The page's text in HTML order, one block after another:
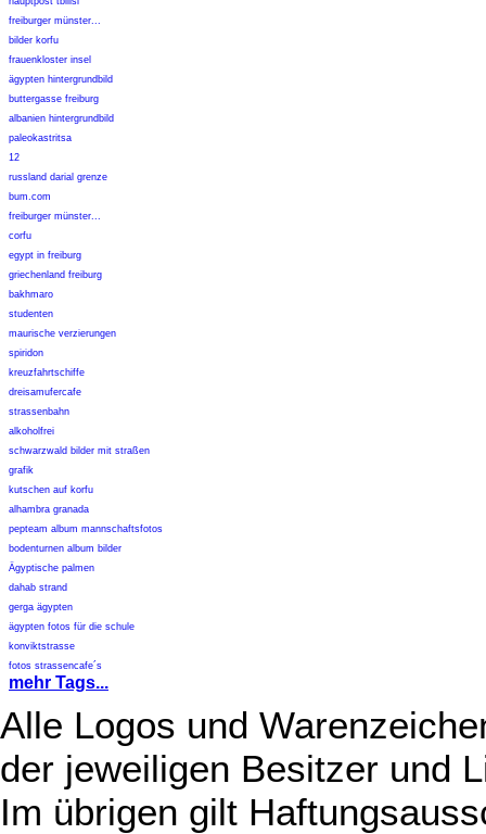
freiburger münster...
bilder korfu
frauenkloster insel
ägypten hintergrundbild
buttergasse freiburg
albanien hintergrundbild
paleokastritsa
12
russland darial grenze
bum.com
freiburger münster...
corfu
egypt in freiburg
griechenland freiburg
bakhmaro
studenten
maurische verzierungen
spiridon
kreuzfahrtschiffe
dreisamufercafe
strassenbahn
alkoholfrei
schwarzwald bilder mit straßen
grafik
kutschen auf korfu
alhambra granada
pepteam album mannschaftsfotos
bodenturnen album bilder
Ägyptische palmen
dahab strand
gerga ägypten
ägypten fotos für die schule
konviktstrasse
fotos strassencafe´s
mehr Tags...
Alle Logos und
der jeweiligen Besitzer und
Im übrigen gilt